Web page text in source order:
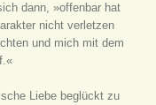
dann, »offenbar hat
nicht verletzen
und mich mit dem
Liebe beglückt zu